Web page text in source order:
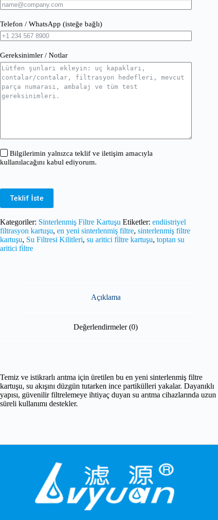
Telefon / WhatsApp (isteğe bağlı)
Gereksinimler / Notlar
Bilgilerimin yalnızca teklif ve iletişim amacıyla
kullanılacağını kabul ediyorum.
Teklif İste
Kategoriler: Sinterlenmiş Filtre Kartuşu Etiketler: endüstriyel
filtrasyon kartuşu, en yeni sinterlenmiş filtre, sinterlenmiş filtre
kartuşu, Su Filtresi Kilitleri, su aritici fi̇ltre kartuşu, toptan su
aritici fi̇ltre
Açıklama
Değerlendirmeler (0)
Temiz ve istikrarlı arıtma için üretilen bu en yeni sinterlenmiş filtre
kartuşu, su akışını düzgün tutarken ince partikülleri yakalar. Dayanıklı
yapısı, güvenilir filtrelemeye ihtiyaç duyan su arıtma cihazlarında uzun
süreli kullanımı destekler.